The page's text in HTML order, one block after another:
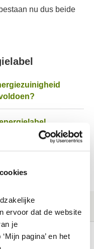
ervoor dat de website
je
pagina’ en het
nu dus beide